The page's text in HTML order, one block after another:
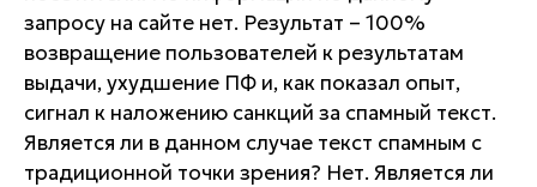
запросу на сайте нет. Результат – 100%
возвращение пользователей к результатам
выдачи, ухудшение ПФ и, как показал опыт,
сигнал к наложению санкций за спамный текст.
Является ли в данном случае текст спамным с
традиционной точки зрения? Нет. Является ли